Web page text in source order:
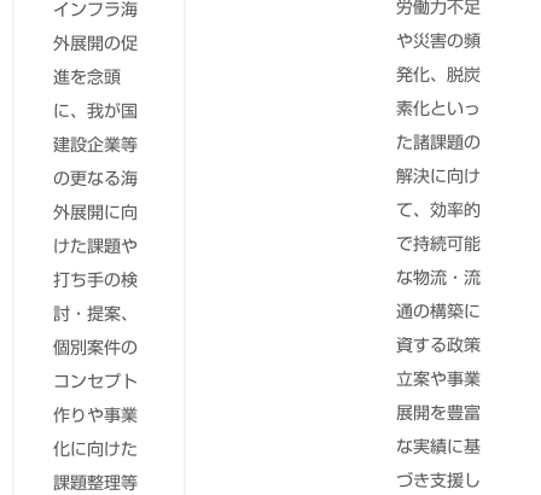
スポーツを
通じた活力
と魅力のあ
るひと・社
会づくりに
向けて、ス
ポーツに関
する調査・
計画策定、
スポーツ施
設整備・運
営に関する
コンサルテ
ィングなど
の支援を行
労働力不足
や災害の頻
発化、脱炭
素化といっ
た諸課題の
解決に向け
て、効率的
で持続可能
な物流・流
通の構築に
資する政策
立案や事業
展開を豊富
な実績に基
づき支援し
インフラ海
外展開の促
進を念頭
に、我が国
建設企業等
の更なる海
外展開に向
けた課題や
打ち手の検
討・提案、
個別案件の
コンセプト
作りや事業
化に向けた
課題整理等